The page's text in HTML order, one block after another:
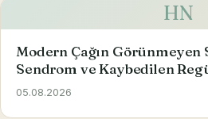
HN
Modern Çağın Görünmeyen
Sendrom ve Kaybedilen
05.08.2026